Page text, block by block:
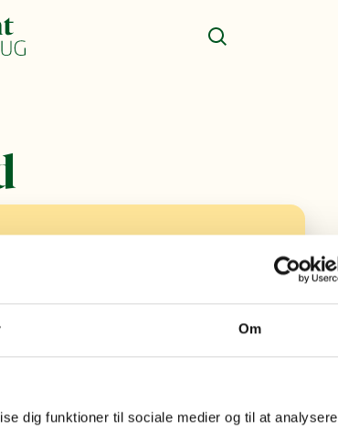
Om
dig funktioner til sociale medier og til at analysere
Søg